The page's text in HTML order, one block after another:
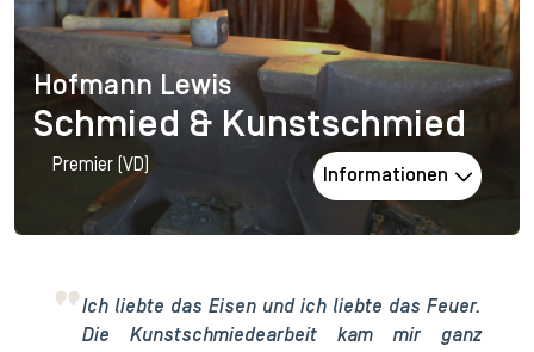
Hofmann Lewis
Hofmann Lewis
Schmied & Kunstschmied
Premier (VD)
Informationen
Ich liebte das Eisen und ich liebte das Feuer.
Die Kunstschmiedearbeit kam mir ganz